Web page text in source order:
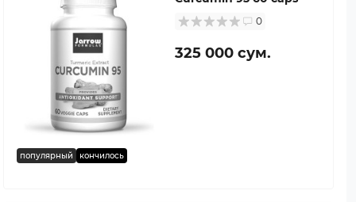
популярный кончилось
0
325 000 сум.